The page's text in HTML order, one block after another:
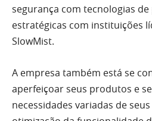
segurança com tecnologias
estratégicas com instituições
SlowMist.
A empresa também está se
aperfeiçoar seus produtos e
necessidades variadas de